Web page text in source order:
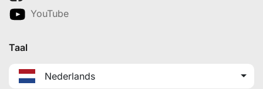
YouTube
Taal
Nederlands